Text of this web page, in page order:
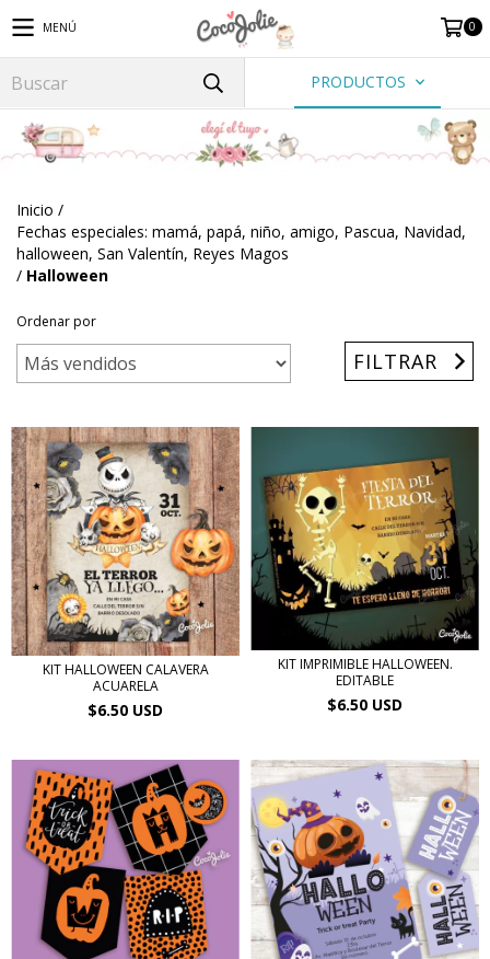
MENÚ 0
PRODUCTOS
Inicio /
Fechas especiales: mamá, papá, niño, amigo, Pascua, Navidad,
halloween, San Valentín, Reyes Magos
/ Halloween
Ordenar por
FILTRAR
KIT HALLOWEEN CALAVERA
ACUARELA
$6.50 USD
KIT IMPRIMIBLE HALLOWEEN.
EDITABLE
$6.50 USD